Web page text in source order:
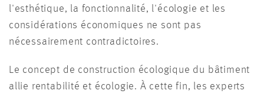
l'esthétique, la fonctionnalité, l'écologie et les
considérations économiques ne sont pas
nécessairement contradictoires.
Le concept de construction écologique du bâtiment
allie rentabilité et écologie. À cette fin, les experts